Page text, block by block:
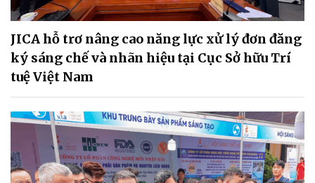
JICA hỗ trơ nâng cao năng lực xử lý đơn đăng
ký sáng chế và nhãn hiệu tại Cục Sở hữu Trí
tuệ Việt Nam